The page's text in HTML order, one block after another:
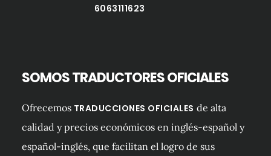
6063111623
SOMOS TRADUCTORES OFICIALES
Ofrecemos TRADUCCIONES OFICIALES de alta
calidad y precios económicos en inglés-español y
español-inglés, que facilitan el logro de sus